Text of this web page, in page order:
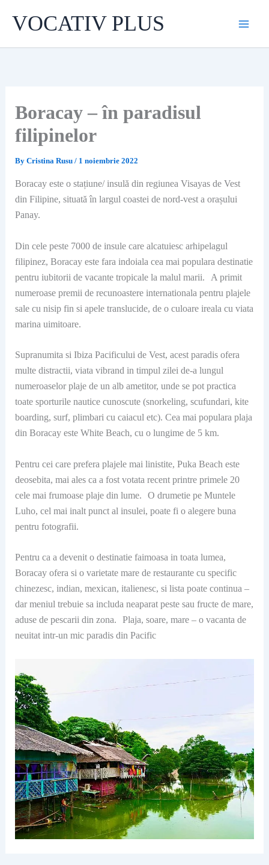
VOCATIV PLUS
Boracay – în paradisul
filipinelor
By Cristina Rusu / 1 noiembrie 2022
Boracay este o stațiune/ insulă din regiunea Visayas de Vest
din Filipine, situată în largul coastei de nord-vest a orașului
Panay.
Din cele peste 7000 de insule care alcatuiesc arhipelagul
filipinez, Boracay este fara indoiala cea mai populara destinatie
pentru iubitorii de vacante tropicale la malul marii. A primit
numeroase premii de recunoastere internationala pentru plajele
sale cu nisip fin si apele translucide, de o culoare ireala cu viata
marina uimitoare.
Supranumita si Ibiza Pacificului de Vest, acest paradis ofera
multe distractii, viata vibrand in timpul zilei de-a lungul
numeroaselor plaje de un alb ametitor, unde se pot practica
toate sporturile nautice cunoscute (snorkeling, scufundari, kite
boarding, surf, plimbari cu caiacul etc). Cea mai populara plaja
din Boracay este White Beach, cu o lungime de 5 km.
Pentru cei care prefera plajele mai linistite, Puka Beach este
deosebita, mai ales ca a fost votata recent printre primele 20
cele mai frumoase plaje din lume. O drumetie pe Muntele
Luho, cel mai inalt punct al insulei, poate fi o alegere buna
pentru fotografii.
Pentru ca a devenit o destinatie faimoasa in toata lumea,
Boracay ofera si o varietate mare de restaurante cu specific
chinezesc, indian, mexican, italienesc, si lista poate continua –
dar meniul trebuie sa includa neaparat peste sau fructe de mare,
aduse de pescarii din zona. Plaja, soare, mare – o vacanta de
neuitat intr-un mic paradis din Pacific